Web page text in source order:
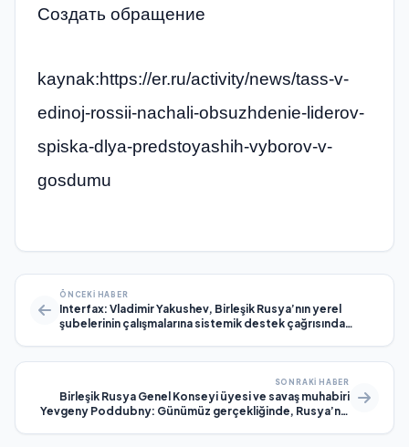
Создать обращение
kaynak:https://er.ru/activity/news/tass-v-
edinoj-rossii-nachali-obsuzhdenie-liderov-
spiska-dlya-predstoyashih-vyborov-v-
gosdumu
ÖNCEKI HABER
Interfax: Vladimir Yakushev, Birleşik Rusya’nın yerel
şubelerinin çalışmalarına sistemik destek çağrısında
SONRAKI HABER
Birleşik Rusya Genel Konseyi üyesi ve savaş muhabiri
Yevgeny Poddubny: Günümüz gerçekliğinde, Rusya’nın